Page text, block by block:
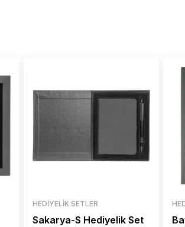
HEDIYELIK SETLER
Sakarya-S Hediyelik Set